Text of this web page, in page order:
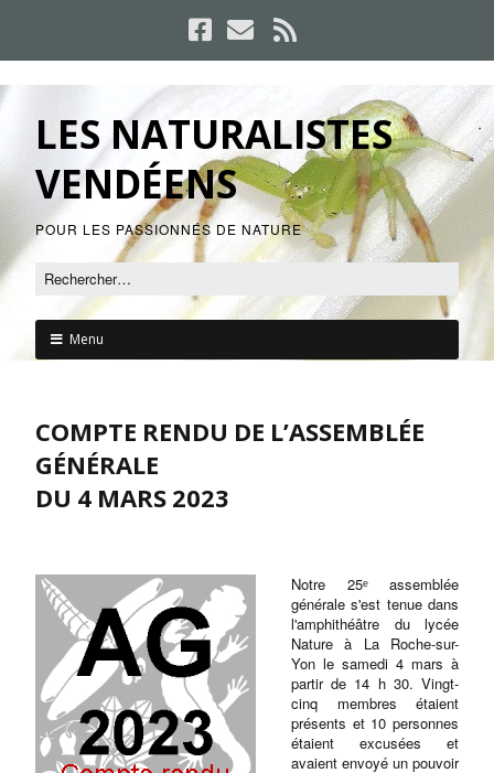
LES NATURALISTES
VENDÉENS
POUR LES PASSIONNÉS DE NATURE
Menu
COMPTE RENDU DE L’ASSEMBLÉE
GÉNÉRALE
DU 4 MARS 2023
Notre 25ᵉ assemblée
générale s'est tenue dans
l'amphithéâtre du lycée
Nature à La Roche-sur-
Yon le samedi 4 mars à
partir de 14 h 30. Vingt-
cinq membres étaient
présents et 10 personnes
étaient excusées et
avaient envoyé un pouvoir